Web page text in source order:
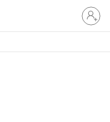
Sign
in
to
account